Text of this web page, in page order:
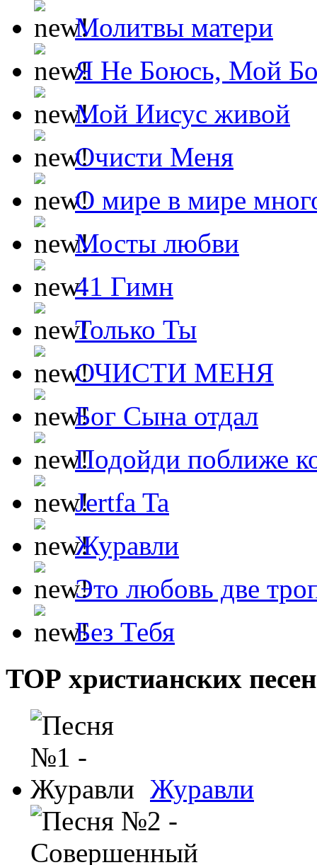
Молитвы матери
Я Не Боюсь, Мой
Мой Иисус живой
Очисти Меня
О мире в мире
Мосты любви
41 Гимн
Только Ты
ОЧИСТИ МЕНЯ
Бог Сына отдал
Подойди поближе
Jertfa Ta
Журавли
Это любовь две
Без Тебя
ТОР христианских песен
Журавли